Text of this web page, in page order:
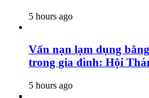
5 hours ago
Vấn nạn lạm dụng
trong gia đình: Hội
5 hours ago